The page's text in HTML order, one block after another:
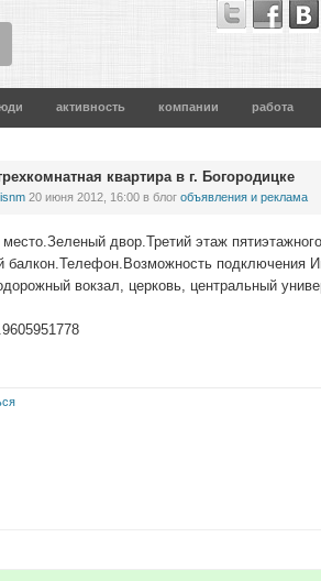
активность компании работа
квартира в г. Богородицке
20 июня 2012, 16:00 в блог объявления и реклама
место.Зеленый двор.Третий этаж
балкон.Телефон.Возможность подключения
вокзал, церковь, центральный